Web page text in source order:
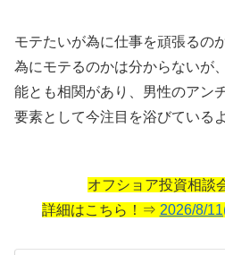
モテたいが為に仕事を頑張るの
為にモテるのかは分からないが
能とも相関があり、男性のアン
要素として今注目を浴びている
オフショア投資相談
詳細はこちら！⇒ 2026/8/